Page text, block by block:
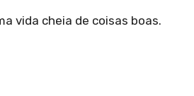
vida cheia de coisas boas.